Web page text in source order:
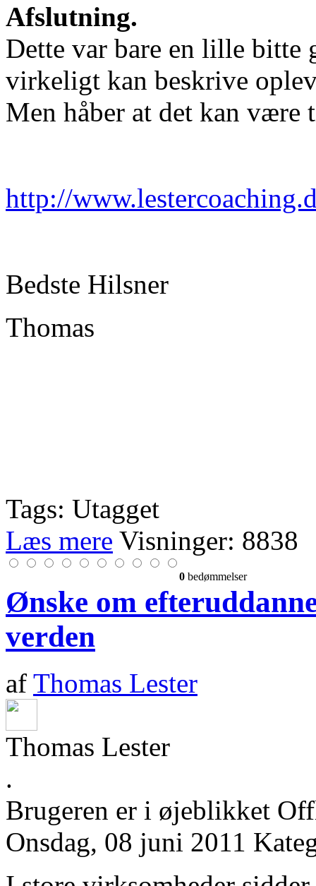
Afslutning.
Dette var bare en lille bitte
virkeligt kan beskrive
Men håber at det kan
http://
Bedste Hilsner
Thomas
Tags: Utagget
Læs mere Visninger: 8838
0 bedømmelser
Ønske om
verden
af Thomas Lester
Thomas Lester
.
Brugeren er i øjeblikket
Onsdag, 08 juni 2011